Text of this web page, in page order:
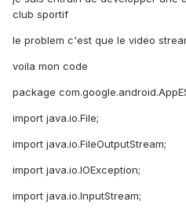
club sportif
le problem c'est que le video
voila mon code
package
import java.io.File;
import java.io.FileOutputStream;
import java.io.IOException;
import java.io.InputStream;